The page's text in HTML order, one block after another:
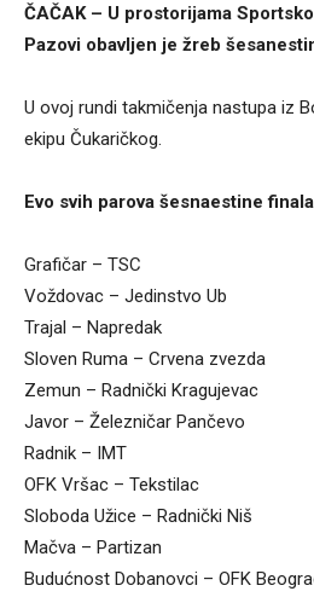
ČAČAK – U prostorijama
Pazovi obavljen je žreb
U ovoj rundi takmičenja nastupa iz
ekipu Čukaričkog.
Evo svih parova šesnaestine
Grafičar – TSC
Voždovac – Jedinstvo Ub
Trajal – Napredak
Sloven Ruma – Crvena zvezda
Zemun – Radnički Kragujevac
Javor – Železničar Pančevo
Radnik – IMT
OFK Vršac – Tekstilac
Sloboda Užice – Radnički Niš
Mačva – Partizan
Budućnost Dobanovci – OFK